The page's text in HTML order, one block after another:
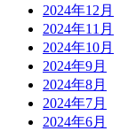
2024年12月
2024年11月
2024年10月
2024年9月
2024年8月
2024年7月
2024年6月